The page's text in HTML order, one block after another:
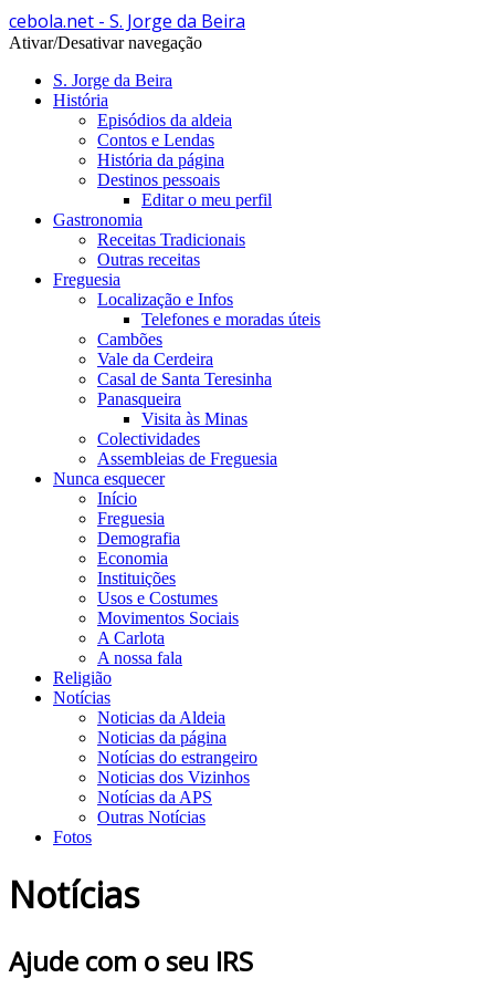
cebola.net - S. Jorge da Beira
Ativar/Desativar navegação
S. Jorge da Beira
História
Episódios da aldeia
Contos e Lendas
História da página
Destinos pessoais
Editar o meu perfil
Gastronomia
Receitas Tradicionais
Outras receitas
Freguesia
Localização e Infos
Telefones e moradas úteis
Cambões
Vale da Cerdeira
Casal de Santa Teresinha
Panasqueira
Visita às Minas
Colectividades
Assembleias de Freguesia
Nunca esquecer
Início
Freguesia
Demografia
Economia
Instituições
Usos e Costumes
Movimentos Sociais
A Carlota
A nossa fala
Religião
Notícias
Noticias da Aldeia
Noticias da página
Notícias do estrangeiro
Noticias dos Vizinhos
Notícias da APS
Outras Notícias
Fotos
Notícias
Ajude com o seu IRS